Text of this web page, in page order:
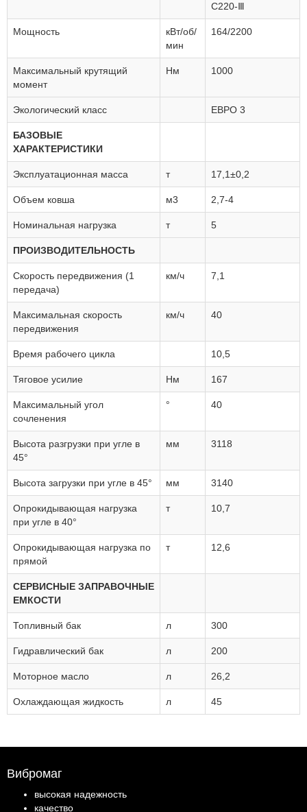
C220-Ⅲ
Мощность
кВт/об/
мин
164/2200
Максимальный крутящий
момент
Нм 1000
Экологический класс ЕВРО 3
БАЗОВЫЕ
ХАРАКТЕРИСТИКИ
Эксплуатационная масса т 17,1±0,2
Объем ковша м3 2,7-4
Номинальная нагрузка т 5
ПРОИЗВОДИТЕЛЬНОСТЬ
Скорость передвижения (1
передача)
км/ч 7,1
Максимальная скорость
передвижения
км/ч 40
Время рабочего цикла 10,5
Тяговое усилие Нм 167
Максимальный угол
сочленения
° 40
Высота разгрузки при угле в
45°
мм 3118
Высота загрузки при угле в 45° мм 3140
Опрокидывающая нагрузка
при угле в 40°
т 10,7
Опрокидывающая нагрузка по
прямой
т 12,6
СЕРВИСНЫЕ ЗАПРАВОЧНЫЕ
ЕМКОСТИ
Топливный бак л 300
Гидравлический бак л 200
Моторное масло л 26,2
Охлаждающая жидкость л 45
Вибромаг
высокая надежность
качество